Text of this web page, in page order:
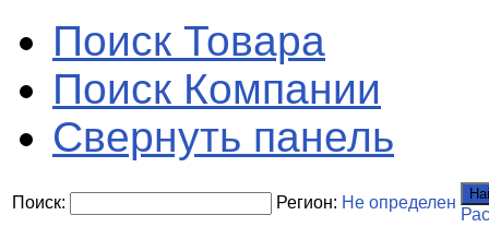
Поиск Товара
Поиск Компании
Свернуть панель
Поиск: Регион: Не определен